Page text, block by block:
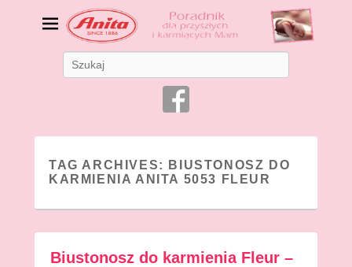
Bielizna ciążowa i do
karmienia
Bielizna dla Mam
TAG ARCHIVES:
BIUSTONOSZ DO
KARMIENIA ANITA 5053 FLEUR
Biustonosz do karmienia Fleur –